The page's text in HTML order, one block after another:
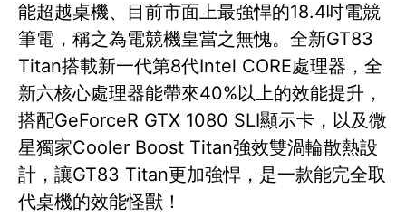
能超越桌機、目前市面上最強悍的18.4吋電競
筆電，稱之為電競機皇當之無愧。全新GT83
Titan搭載新一代第8代Intel CORE處理器，全
新六核心處理器能帶來40%以上的效能提升，
搭配GeForceR GTX 1080 SLI顯示卡，以及微
星獨家Cooler Boost Titan強效雙渦輪散熱設
計，讓GT83 Titan更加強悍，是一款能完全取
代桌機的效能怪獸！